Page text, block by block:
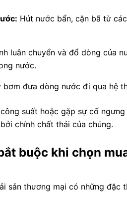
Hút nước bẩn, cặn bã từ
luân chuyển và đổ dòng của
nước.
bơm đưa dòng nước đi qua hệ
suất hoặc gặp sự cố
chính chất thải của chúng.
buộc khi chọn
sản thương mại có những